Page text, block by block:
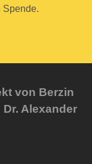
Spende.
von Berzin
Alexander